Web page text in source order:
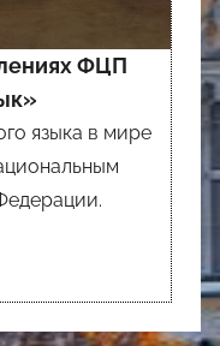
ФЦП
языка в мире